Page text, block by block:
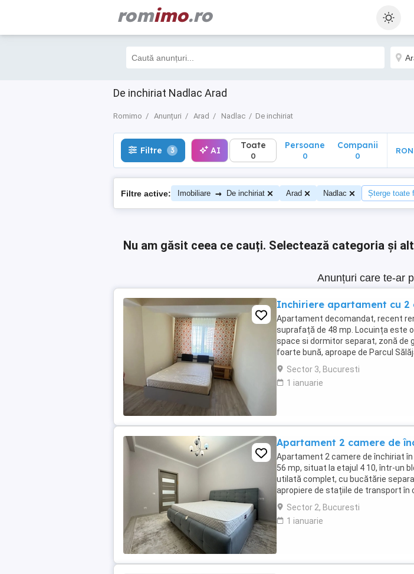
romimo.ro
De inchiriat Nadlac Arad
Romimo Anunțuri Arad Nadlac De inchiriat
Filtre 3 AI RON
Filtre 3 AI Toate
0
Persoane
0
Companii
0
RON
Filtre active: Imobiliare → De inchiriat Arad Nadlac Șterge toate
Nu am găsit ceea ce cauți. Selectează categoria și
Anunțuri care te-ar
Inchiriere apartament cu 2
Apartament decomandat, recent
suprafață de 48 mp. Locuința este
space si dormitor separat, zonă de
foarte bună, aproape de Parcul
magazine, oferind acces ...
Sector 3, Bucuresti
1 ianuarie
Apartament 2 camere de
Apartament 2 camere de închiriat
56 mp, situat la etajul 4 10, într-un
utilată complet, cu bucătărie
apropiere de stațiile de transport în
centrul orașului ...
Sector 2, Bucuresti
1 ianuarie